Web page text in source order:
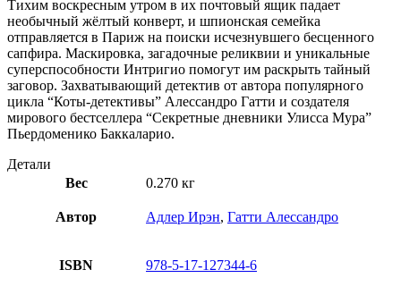
Тихим воскресным утром в их почтовый ящик падает
необычный жёлтый конверт, и шпионская семейка
отправляется в Париж на поиски исчезнувшего бесценного
сапфира. Маскировка, загадочные реликвии и уникальные
суперспособности Интригио помогут им раскрыть тайный
заговор. Захватывающий детектив от автора популярного
цикла “Коты-детективы” Алессандро Гатти и создателя
мирового бестселлера “Секретные дневники Улисса Мура”
Пьердоменико Баккаларио.
Детали
Вес
0.270 кг
Автор Адлер Ирэн, Гатти Алессандро
ISBN 978-5-17-127344-6